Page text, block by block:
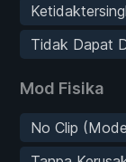
Tidak Dapat
Mod Fisika
No Clip